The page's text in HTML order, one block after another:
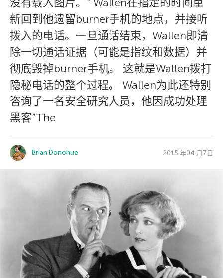
没有载入图片。” Wallen在指定的时间重
新回到他遗留burner手机的地点，并接听
拨入的电话。一旦通话结束，Wallen即清
除一切通话证据（可能是指纹和数据）并
彻底毁掉burner手机。 这就是Wallen拨打
隐秘电话的整个过程。 Wallen为此还特别
咨询了一名安全研究人员，他因成功处理
黑客”The
Brian Donohue 2015 年04 月7日